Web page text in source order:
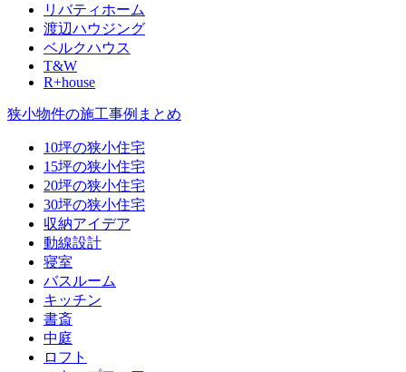
リバティホーム
渡辺ハウジング
ベルクハウス
T&W
R+house
狭小物件の施工事例まとめ
10坪の狭小住宅
15坪の狭小住宅
20坪の狭小住宅
30坪の狭小住宅
収納アイデア
動線設計
寝室
バスルーム
キッチン
書斎
中庭
ロフト